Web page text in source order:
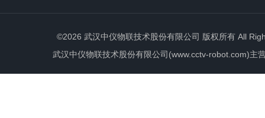
©2026 武汉中仪物联技术股份有限公司 版权所有 All
武汉中仪物联技术股份有限公司(www.cctv-robot.com)主